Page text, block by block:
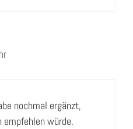
nochmal ergänzt,
würde.